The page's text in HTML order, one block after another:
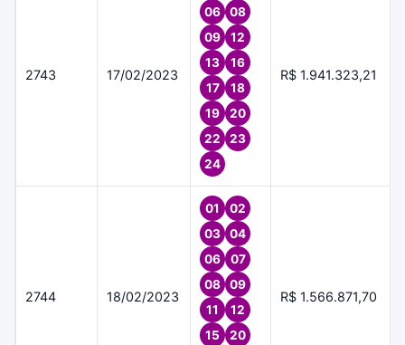
2743 17/02/2023
06
08
09
12
13
16
17
18
19
20
22
23
24
R$ 1.941.323,21
2744 18/02/2023
01
02
03
04
06
07
08
09
11
12
15
20
R$ 1.566.871,70